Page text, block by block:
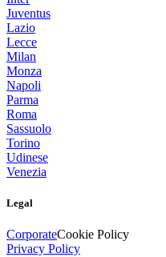
Juventus
Lazio
Lecce
Milan
Monza
Napoli
Parma
Roma
Sassuolo
Torino
Udinese
Venezia
Legal
CorporateCookie Policy
Privacy Policy